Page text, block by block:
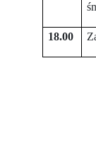
18.00